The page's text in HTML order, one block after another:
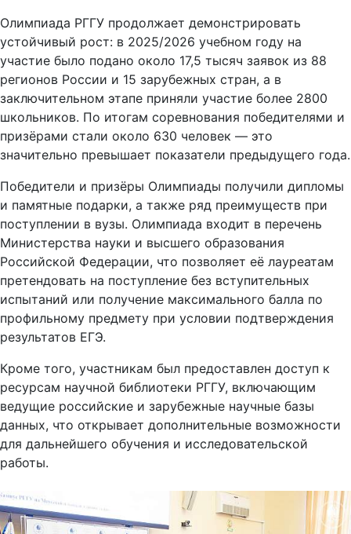
Олимпиада РГГУ продолжает демонстрировать
устойчивый рост: в 2025/2026 учебном году на
участие было подано около 17,5 тысяч заявок из 88
регионов России и 15 зарубежных стран, а в
заключительном этапе приняли участие более 2800
школьников. По итогам соревнования победителями и
призёрами стали около 630 человек — это
значительно превышает показатели предыдущего года.
Победители и призёры Олимпиады получили дипломы
и памятные подарки, а также ряд преимуществ при
поступлении в вузы. Олимпиада входит в перечень
Министерства науки и высшего образования
Российской Федерации, что позволяет её лауреатам
претендовать на поступление без вступительных
испытаний или получение максимального балла по
профильному предмету при условии подтверждения
результатов ЕГЭ.
Кроме того, участникам был предоставлен доступ к
ресурсам научной библиотеки РГГУ, включающим
ведущие российские и зарубежные научные базы
данных, что открывает дополнительные возможности
для дальнейшего обучения и исследовательской
работы.